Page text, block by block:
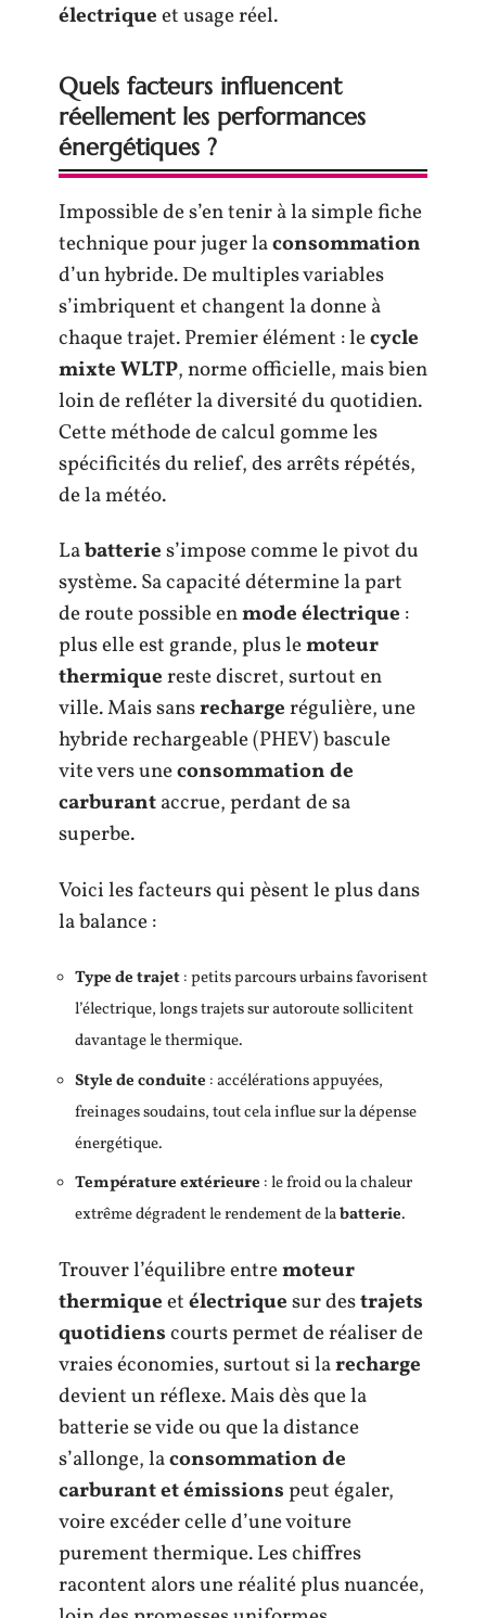
électriqueet usage réel.
Quels facteurs influencent
réellement les performances
énergétiques ?
Impossible de s’en tenir à la simple fiche
technique pour juger laconsommation
d’un hybride. De multiples variables
s’imbriquent et changent la donne à
chaque trajet. Premier élément : lecycle
mixte WLTP, norme officielle, mais bien
loin de refléter la diversité du quotidien.
Cette méthode de calcul gomme les
spécificités du relief, des arrêts répétés,
de la météo.
Labatteries’impose comme le pivot du
système. Sa capacité détermine la part
de route possible enmode électrique :
plus elle est grande, plus lemoteur
thermiquereste discret, surtout en
ville. Mais sansrechargerégulière, une
hybride rechargeable (PHEV) bascule
vite vers uneconsommation de
carburantaccrue, perdant de sa
superbe.
Voici les facteurs qui pèsent le plus dans
la balance :
Type de trajet: petits parcours urbains favorisent
l’électrique, longs trajets sur autoroute sollicitent
davantage le thermique.
Style de conduite : accélérations appuyées,
freinages soudains, tout cela influe sur la dépense
énergétique.
Température extérieure : le froid ou la chaleur
extrême dégradent le rendement de labatterie.
Trouver l’équilibre entremoteur
thermiqueetélectriquesur destrajets
quotidienscourts permet de réaliser de
vraies économies, surtout si larecharge
devient un réflexe. Mais dès que la
batterie se vide ou que la distance
s’allonge, laconsommation de
carburant et émissionspeut égaler,
voire excéder celle d’une voiture
purement thermique. Les chiffres
racontent alors une réalité plus nuancée,